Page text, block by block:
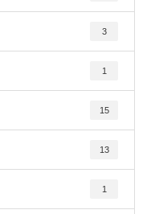
3
1
15
13
1